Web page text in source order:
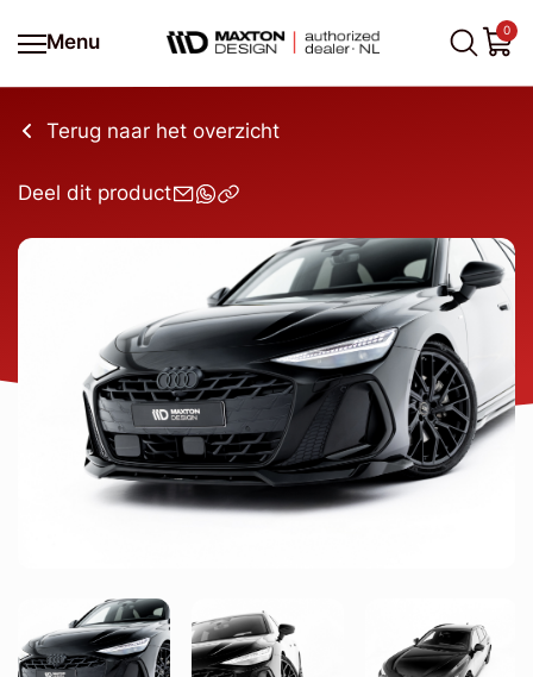
Menu
0
Terug naar het overzicht
Deel dit product